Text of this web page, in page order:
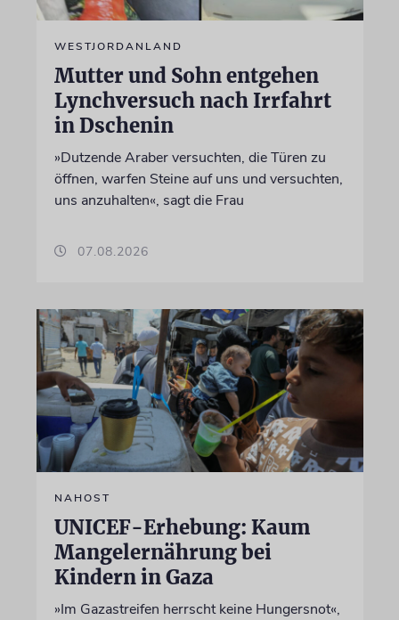
WESTJORDANLAND
Mutter und Sohn entgehen
Lynchversuch nach Irrfahrt
in Dschenin
»Dutzende Araber versuchten, die Türen zu
öffnen, warfen Steine auf uns und versuchten,
uns anzuhalten«, sagt die Frau
07.08.2026
NAHOST
UNICEF-Erhebung: Kaum
Mangelernährung bei
Kindern in Gaza
»Im Gazastreifen herrscht keine Hungersnot«,